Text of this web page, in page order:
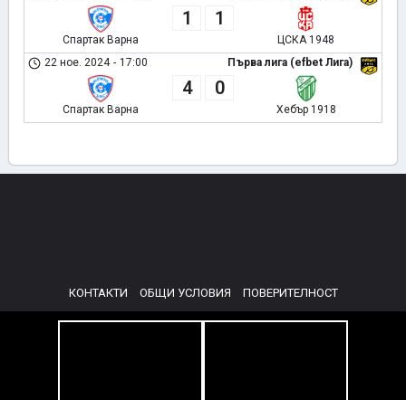
Спартак Варна
1 1
ЦСКА 1948
Първа лига (efbet Лига)
22 ное. 2024 - 17:00
Спартак Варна
4 0
Хебър 1918
КОНТАКТИ ОБЩИ УСЛОВИЯ ПОВЕРИТЕЛНОСТ